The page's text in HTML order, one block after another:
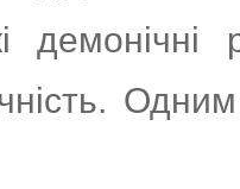
демонічні